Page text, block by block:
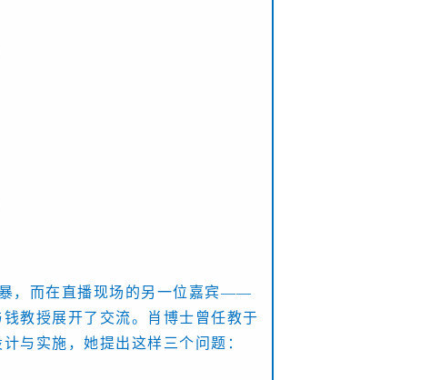
，而在直播现场的另一位嘉宾——
教授展开了交流。肖博士曾任教于
与实施，她提出这样三个问题：